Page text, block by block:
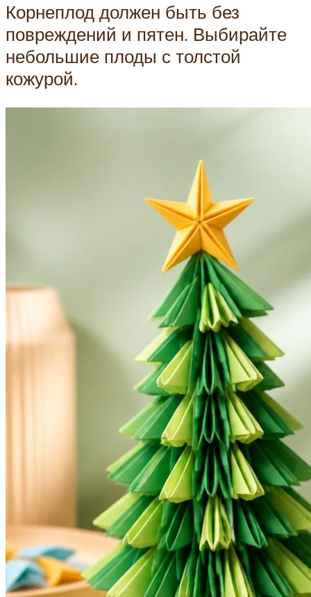
Корнеплод должен быть без
повреждений и пятен. Выбирайте
небольшие плоды с толстой
кожурой.